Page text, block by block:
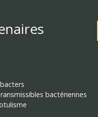
bactériennes